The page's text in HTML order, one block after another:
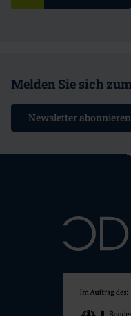
Melden Sie sich
Newsletter abonnieren